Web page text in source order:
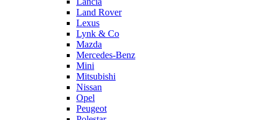
Land Rover
Lexus
Lynk & Co
Mazda
Mercedes-Benz
Mini
Mitsubishi
Nissan
Opel
Peugeot